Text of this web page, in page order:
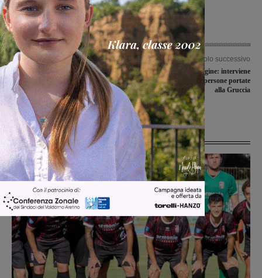
Articolo precedente
Ospedale della Gruccia, sindaco di
Montevarchi: “Urgente sbloccare le
assunzioni dei medici del Pronto
Soccorso”
Articolo successivo
A fuoco uliveta a Pergine: interviene
anche l’elicottero. 2 persone portate
alla Gruccia
Ultime Notizie